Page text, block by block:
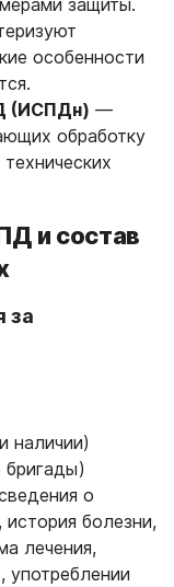
защиты.
особенности
(ИСПДн) —
обработку
и состав
за
наличии)
о
болезни,
лечения,
употреблении